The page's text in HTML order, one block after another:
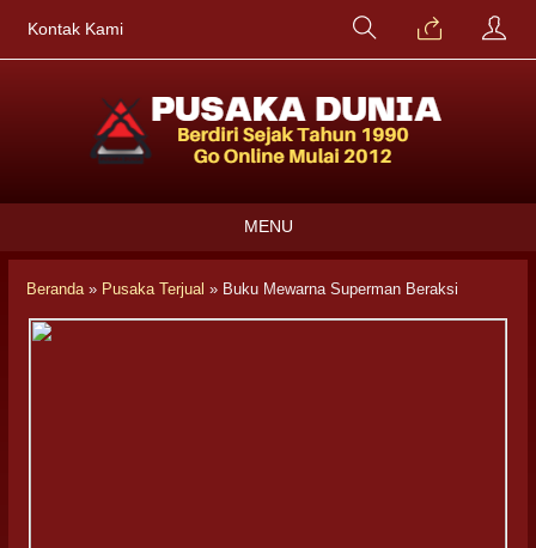
Kontak Kami
MENU
Beranda» Pusaka Terjual » Buku Mewarna Superman Beraksi